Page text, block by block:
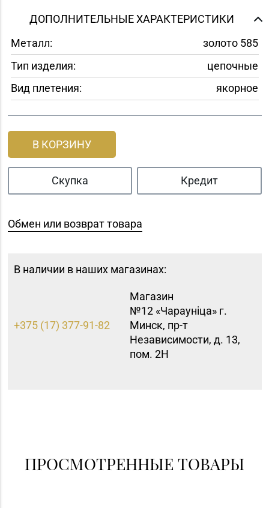
ДОПОЛНИТЕЛЬНЫЕ ХАРАКТЕРИСТИКИ
Металл:
золото 585
Тип изделия:
цепочные
Вид плетения:
якорное
В КОРЗИНУ
Скупка Кредит
Обмен или возврат товара
В наличии в наших магазинах:
+375 (17) 377-91-82
Магазин
№12 «Чараунiца» г.
Минск, пр-т
Независимости, д. 13,
пом. 2Н
ПРОСМОТРЕННЫЕ ТОВАРЫ